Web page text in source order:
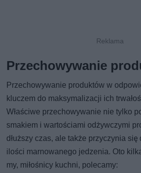
Przechowywanie
Przechowywanie produktów w
kluczem do maksymalizacji ich
Właściwe przechowywanie nie tylko
smakiem i wartościami odżywczymi
dłuższy czas, ale także przyczynia
ilości marnowanego jedzenia. Oto
my, miłośnicy kuchni, polecamy: